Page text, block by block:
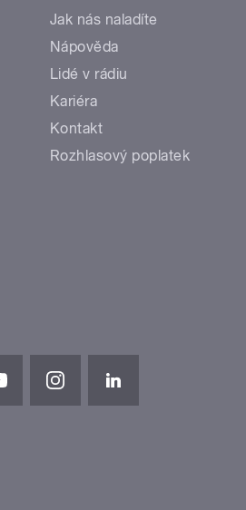
Jak nás naladíte
Nápověda
Lidé v rádiu
Kariéra
Kontakt
Rozhlasový poplatek